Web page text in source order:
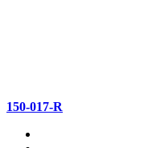
150-017-R